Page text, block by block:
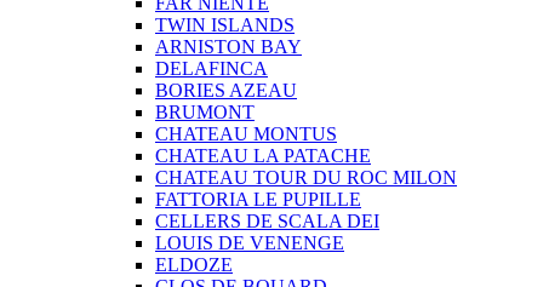
TWIN ISLANDS
ARNISTON BAY
DELAFINCA
BORIES AZEAU
BRUMONT
CHATEAU MONTUS
CHATEAU LA PATACHE
CHATEAU TOUR DU ROC MILON
FATTORIA LE PUPILLE
CELLERS DE SCALA DEI
LOUIS DE VENENGE
ELDOZE